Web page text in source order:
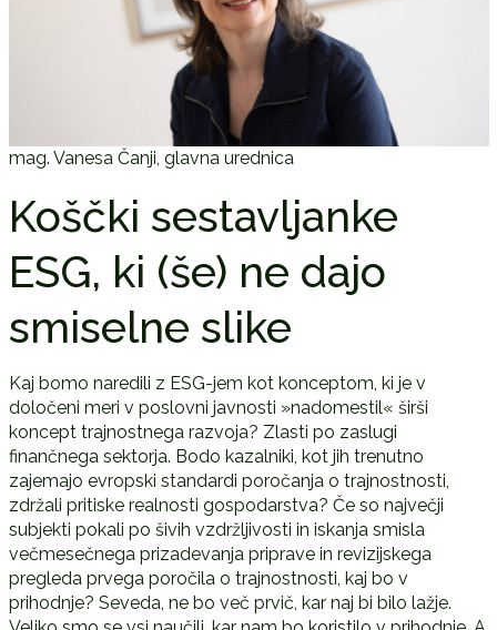
mag. Vanesa Čanji, glavna urednica
Koščki sestavljanke
ESG, ki (še) ne dajo
smiselne slike
Kaj bomo naredili z ESG-jem kot konceptom, ki je v
določeni meri v poslovni javnosti »nadomestil« širši
koncept trajnostnega razvoja? Zlasti po zaslugi
finančnega sektorja. Bodo kazalniki, kot jih trenutno
zajemajo evropski standardi poročanja o trajnostnosti,
zdržali pritiske realnosti gospodarstva? Če so največji
subjekti pokali po šivih vzdržljivosti in iskanja smisla
večmesečnega prizadevanja priprave in revizijskega
pregleda prvega poročila o trajnostnosti, kaj bo v
prihodnje? Seveda, ne bo več prvič, kar naj bi bilo lažje.